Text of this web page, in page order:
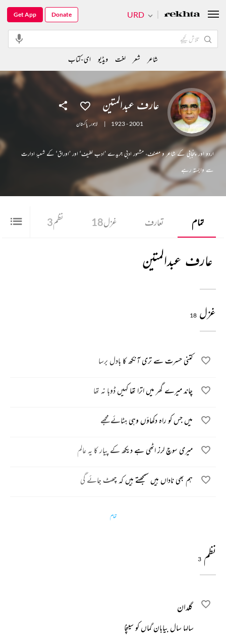
عارف عبدالمتین
1923 - 2001
| لاہور, پاکستان
اردو اور پنجابی کے شاعر و مصنف، مشہور ادبی جریدے ’ادب لطیف‘ اور ’اوراق‘ کے شعبۂ ادارت
سے وابستہ رہے
تمام تعارف غزل18 نظم3 شعر
عارف عبدالمتین
غزل 18
کتنی حسرت سے تری آنکھ کا بادل برسا
چاند میرے گھر میں اترا تھا کہیں ڈوبا نہ تھا
میں جس کو راہ دکھاؤں وہی ہٹائے مجھے
میری سوچ لرز اٹھی ہے دیکھ کے پیار کا یہ عالم
ہم بھی ناداں ہیں سمجھتے ہیں کہ چھٹ جائے گی
تمام
نظم 3
گلدان
سالہا سال بیابان گماں کو سینچا
URD
Get App Donate
شاعر شعر لغت ویڈیو ای-کتاب